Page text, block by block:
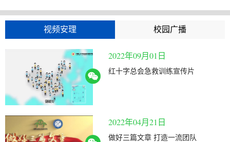
视频安理 校园广播
2022年09月01日
红十字总会急救训练宣传片
2022年04月21日
做好三篇文章 打造一流团队